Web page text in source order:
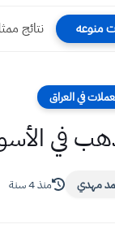
منوعه نتائج
في العراق
في الأسواق
مهدي منذ 4 سنة